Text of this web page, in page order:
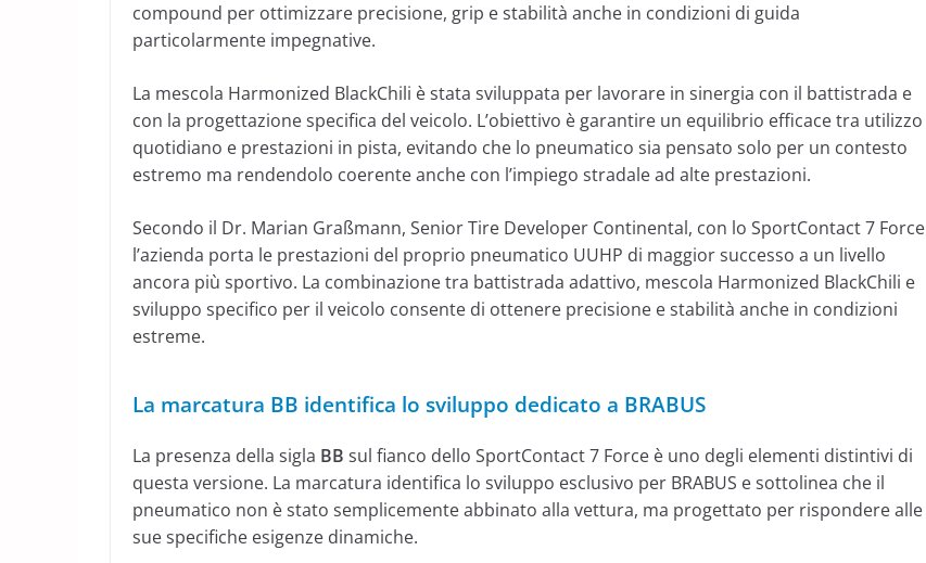
compound per ottimizzare precisione, grip e stabilità anche in condizioni di guida
particolarmente impegnative.
La mescola Harmonized BlackChili è stata sviluppata per lavorare in sinergia con il battistrada e
con la progettazione specifica del veicolo. L’obiettivo è garantire un equilibrio efficace tra utilizzo
quotidiano e prestazioni in pista, evitando che lo pneumatico sia pensato solo per un contesto
estremo ma rendendolo coerente anche con l’impiego stradale ad alte prestazioni.
Secondo il Dr. Marian Graßmann, Senior Tire Developer Continental, con lo SportContact 7 Force
l’azienda porta le prestazioni del proprio pneumatico UUHP di maggior successo a un livello
ancora più sportivo. La combinazione tra battistrada adattivo, mescola Harmonized BlackChili e
sviluppo specifico per il veicolo consente di ottenere precisione e stabilità anche in condizioni
estreme.
La marcatura BB identifica lo sviluppo dedicato a BRABUS
La presenza della sigla BB sul fianco dello SportContact 7 Force è uno degli elementi distintivi di
questa versione. La marcatura identifica lo sviluppo esclusivo per BRABUS e sottolinea che il
pneumatico non è stato semplicemente abbinato alla vettura, ma progettato per rispondere alle
sue specifiche esigenze dinamiche.